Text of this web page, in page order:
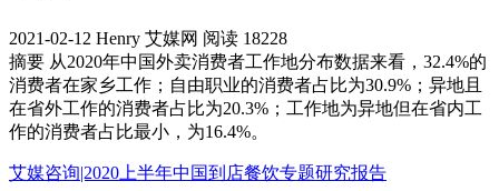
2021-02-12 Henry 艾媒网 阅读 18228
摘要 从2020年中国外卖消费者工作地分布数据来看，32.4%的
消费者在家乡工作；自由职业的消费者占比为30.9%；异地且
在省外工作的消费者占比为20.3%；工作地为异地但在省内工
作的消费者占比最小，为16.4%。
艾媒咨询|2020上半年中国到店餐饮专题研究报告